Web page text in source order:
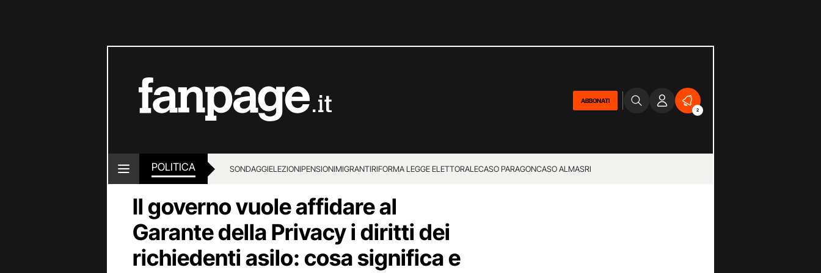
ABBONATI
2
POLITICA SONDAGGIELEZIONIPENSIONIMIGRANTIRIFORMA LEGGE ELETTORALECASO PARAGONCASO ALMASRI
Il governo vuole affidare al
Garante della Privacy i diritti dei
richiedenti asilo: cosa significa e